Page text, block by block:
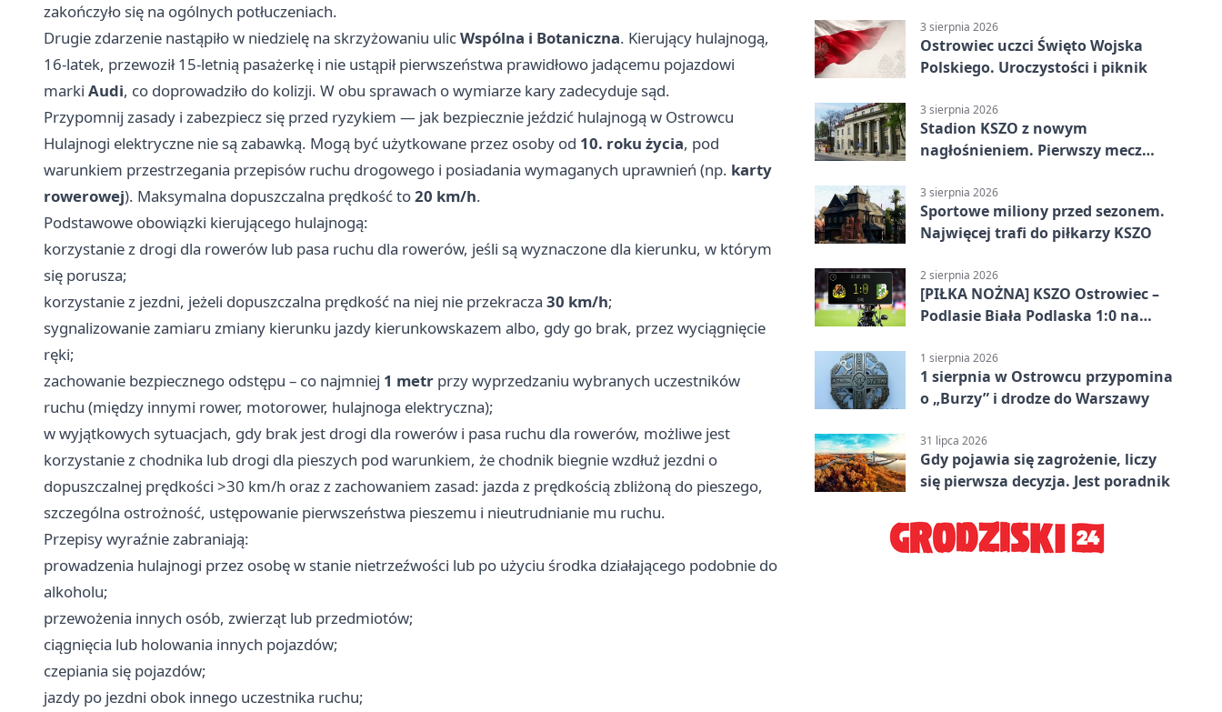
zakończyło się na ogólnych potłuczeniach.
Drugie zdarzenie nastąpiło w niedzielę na skrzyżowaniu ulicWspólna i Botaniczna. Kierujący hulajnogą,
16-latek, przewoził 15-letnią pasażerkę i nie ustąpił pierwszeństwa prawidłowo jadącemu pojazdowi
marki Audi, co doprowadziło do kolizji. W obu sprawach o wymiarze kary zadecyduje sąd.
Przypomnij zasady i zabezpiecz się przed ryzykiem — jak bezpiecznie jeździć hulajnogą w Ostrowcu
Hulajnogi elektryczne nie są zabawką. Mogą być użytkowane przez osoby od 10. roku życia, pod
warunkiem przestrzegania przepisów ruchu drogowego i posiadania wymaganych uprawnień (np. karty
rowerowej). Maksymalna dopuszczalna prędkość to20 km/h.
Podstawowe obowiązki kierującego hulajnogą:
korzystanie z drogi dla rowerów lub pasa ruchu dla rowerów, jeśli są wyznaczone dla kierunku, w którym
się porusza;
korzystanie z jezdni, jeżeli dopuszczalna prędkość na niej nie przekracza 30 km/h;
sygnalizowanie zamiaru zmiany kierunku jazdy kierunkowskazem albo, gdy go brak, przez wyciągnięcie
ręki;
zachowanie bezpiecznego odstępu – co najmniej 1 metr przy wyprzedzaniu wybranych uczestników
ruchu (między innymi rower, motorower, hulajnoga elektryczna);
w wyjątkowych sytuacjach, gdy brak jest drogi dla rowerów i pasa ruchu dla rowerów, możliwe jest
korzystanie z chodnika lub drogi dla pieszych pod warunkiem, że chodnik biegnie wzdłuż jezdni o
dopuszczalnej prędkości >30 km/h oraz z zachowaniem zasad: jazda z prędkością zbliżoną do pieszego,
szczególna ostrożność, ustępowanie pierwszeństwa pieszemu i nieutrudnianie mu ruchu.
Przepisy wyraźnie zabraniają:
prowadzenia hulajnogi przez osobę w stanie nietrzeźwości lub po użyciu środka działającego podobnie do
alkoholu;
przewożenia innych osób, zwierząt lub przedmiotów;
ciągnięcia lub holowania innych pojazdów;
czepiania się pojazdów;
jazdy po jezdni obok innego uczestnika ruchu;
3 sierpnia 2026
Ostrowiec uczci Święto Wojska
Polskiego. Uroczystości i piknik
3 sierpnia 2026
Stadion KSZO z nowym
nagłośnieniem. Pierwszy mecz
3 sierpnia 2026
Sportowe miliony przed sezonem.
Najwięcej trafi do piłkarzy KSZO
2 sierpnia 2026
[PIŁKA NOŻNA] KSZO Ostrowiec –
Podlasie Biała Podlaska 1:0 na
(Grupa IV)
1 sierpnia 2026
1 sierpnia w Ostrowcu przypomina
o „Burzy” i drodze do Warszawy
31 lipca 2026
Gdy pojawia się zagrożenie, liczy
się pierwsza decyzja. Jest poradnik